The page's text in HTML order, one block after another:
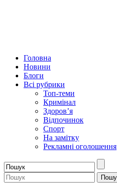
Головна
Новини
Блоги
Всі рубрики
Топ-теми
Кримінал
Здоров’я
Відпочинок
Спорт
На замітку
Рекламні оголошення